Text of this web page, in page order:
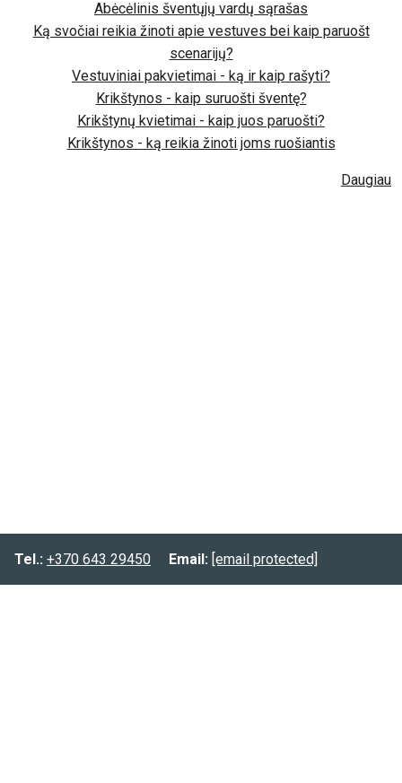
Abėcėlinis šventųjų vardų sąrašas
Ką svočiai reikia žinoti apie vestuves bei kaip paruošt
scenarijų?
Vestuviniai pakvietimai - ką ir kaip rašyti?
Krikštynos - kaip suruošti šventę?
Krikštynų kvietimai - kaip juos paruošti?
Krikštynos - ką reikia žinoti joms ruošiantis
Daugiau
Informacija
Tel.: +370 643 29450 Email: [email protected]